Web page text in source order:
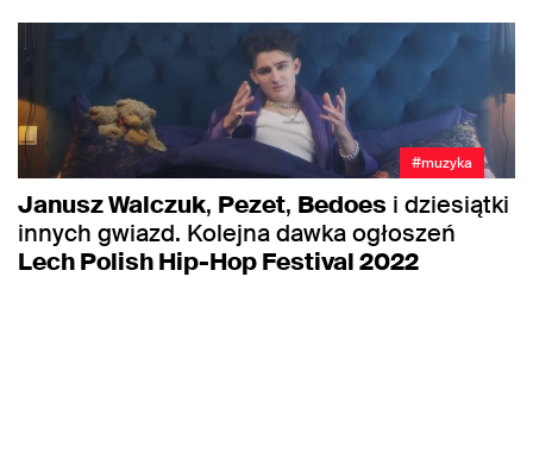
#muzyka
Janusz Walczuk, Pezet, Bedoes i dziesiątki
innych gwiazd. Kolejna dawka ogłoszeń
Lech Polish Hip-Hop Festival 2022